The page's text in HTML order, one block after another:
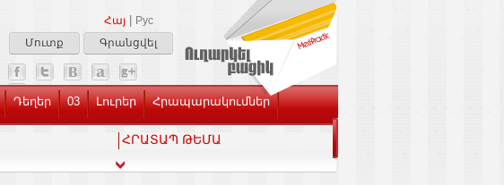
Հայ
Рус
Մուտք
Գրանցվել
Դեղեր 03 Լուրեր Հրապարակումներ
ՀՐԱՏԱՊ ԹԵՄԱ